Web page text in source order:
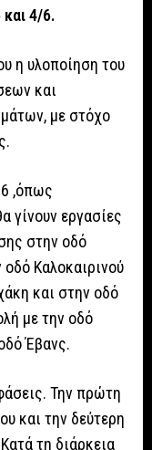
4/6.
η υλοποίηση του
και
με στόχο
,όπως
γίνουν εργασίες
στην οδό
Καλοκαιρινού
και στην οδό
με την οδό
Έβανς.
Την πρώτη
και την δεύτερη
τη διάρκεια